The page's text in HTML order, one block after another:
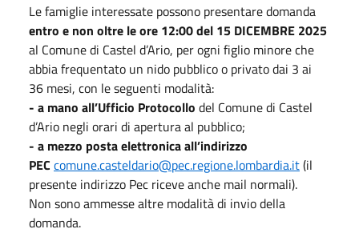
Le famiglie interessate possono presentare domanda
entro e non oltre le ore 12:00 del 15 DICEMBRE 2025
al Comune di Castel d’Ario, per ogni figlio minore che
abbia frequentato un nido pubblico o privato dai 3 ai
36 mesi, con le seguenti modalità:
- a mano all’Ufficio Protocollo del Comune di Castel
d’Ario negli orari di apertura al pubblico;
- a mezzo posta elettronica all’indirizzo
PEC comune.casteldario@pec.regione.lombardia.it(il
presente indirizzo Pec riceve anche mail normali).
Non sono ammesse altre modalità di invio della
domanda.